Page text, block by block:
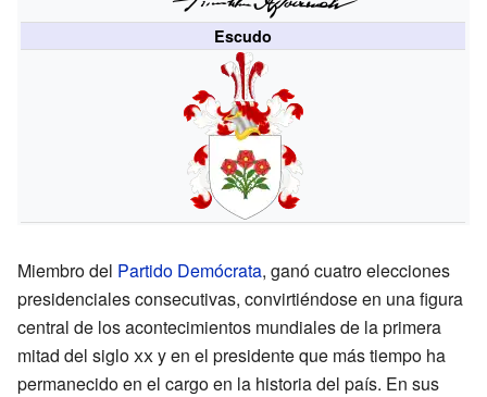
Escudo
Miembro del Partido Demócrata, ganó cuatro elecciones
presidenciales consecutivas, convirtiéndose en una figura
central de los acontecimientos mundiales de la primera
mitad del sigloxxy en el presidente que más tiempo ha
permanecido en el cargo en la historia del país. En sus